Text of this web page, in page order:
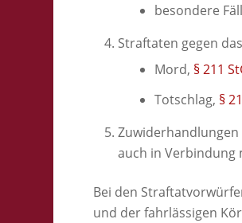
besondere
Straftaten gegen
Mord, § 211
Totschlag, §
Zuwiderhandlungen
auch in Verbindung
Bei den
und der fahrlässigen